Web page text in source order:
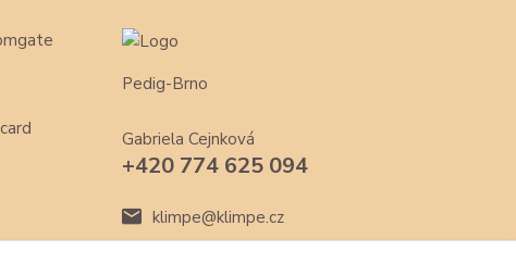
Pedig-Brno
Gabriela Cejnková
+420 774 625 094
klimpe@klimpe.cz